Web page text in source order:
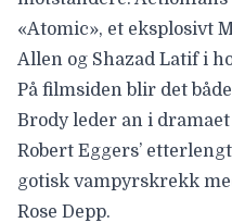
«Atomic», et eksplosivt
Allen og Shazad Latif i
På filmsiden blir det
Brody leder an i dramaet
Robert Eggers’
gotisk vampyrskrekk
Rose Depp.